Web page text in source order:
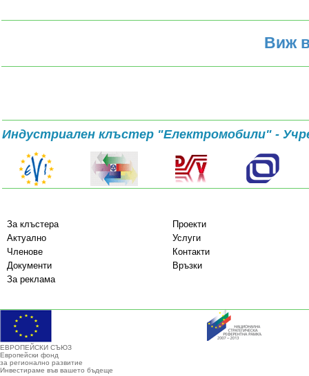
Виж
Индустриален клъстер "Електромобили" -
За клъстера
Проекти
Актуално
Услуги
Членове
Контакти
Документи
Връзки
За реклама
ЕВРОПЕЙСКИ СЪЮЗ
Европейски фонд
за регионално развитие
Инвестираме във вашето бъдеще